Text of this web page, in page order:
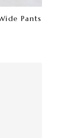
Pants